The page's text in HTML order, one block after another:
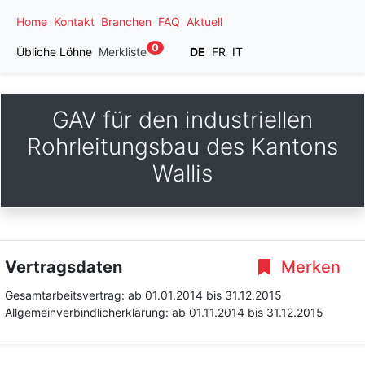
Home Kontakt Branchen FAQ Aktuell
Übliche Löhne Merkliste 0 DE FR IT
GAV für den industriellen
Rohrleitungsbau des Kantons
Wallis
Merken
Vertragsdaten
Gesamtarbeitsvertrag: ab 01.01.2014 bis 31.12.2015
Allgemeinverbindlicherklärung: ab 01.11.2014 bis 31.12.2015